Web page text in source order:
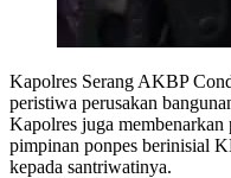
Kapolres Serang AKBP
peristiwa perusakan
Kapolres juga
pimpinan ponpes berinisial
kepada santriwatinya.